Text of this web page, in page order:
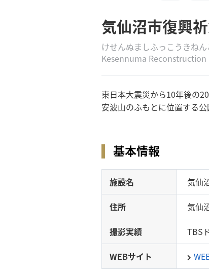
気仙沼市復興
けせんぬましふっこうきね
Kesennuma
東日本大震災から10年後の
安波山のふもとに位置する
基本情報
施設名 気仙
住所 気仙
撮影実績 TBS
WEBサイト